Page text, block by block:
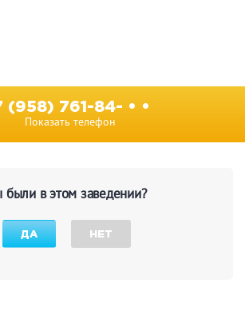
(958) 761-84- • •
Показать телефон
были в этом заведении?
ДА НЕТ